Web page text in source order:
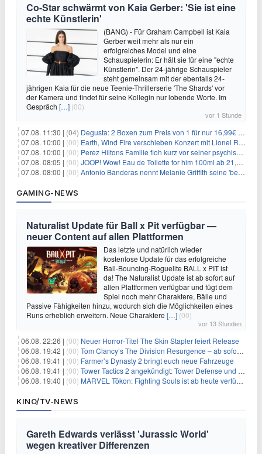
Co-Star schwärmt von Kaia Gerber: 'Sie ist eine
echte Künstlerin'
(BANG) - Für Graham Campbell ist Kaia
Gerber weit mehr als nur ein
erfolgreiches Model und eine
Schauspielerin: Er hält sie für eine "echte
Künstlerin". Der 24-jährige Schauspieler
steht gemeinsam mit der ebenfalls 24-
jährigen Kaia für die neue Teenie-Thrillerserie 'The Shards' vor
der Kamera und findet für seine Kollegin nur lobende Worte. Im
Gespräch […] (00)
vor 1 Stunde
07.08. 11:30 | (04) Degusta: 2 Boxen zum Preis von 1 für nur 16,99€ inkl. Versand
07.08. 10:00 | (00) Earth, Wind Fire verschieben Konzert mit Lionel Richie nach medizinischem Notfall
07.08. 10:00 | (00) Perez Hiltons Familie floh kurz vor seiner psychischen Krise aus dem Haus
07.08. 08:05 | (00) JOOP! Wow! Eau de Toilette for him 100ml ab 21,84€ im Sparabo
07.08. 08:00 | (00) Antonio Banderas nennt Melanie Griffith seine 'beste Freundin'
GAMING-NEWS
Naturalist Update für Ball x Pit verfügbar —
neuer Content auf allen Plattformen
Das letzte und natürlich wieder
kostenlose Update für das erfolgreiche
Ball-Bouncing-Roguelite BALL x PIT ist
da! The Naturalist Update ist ab sofort auf
allen Plattformen verfügbar und fügt dem
Spiel noch mehr Charaktere, Bälle und
Passive Fähigkeiten hinzu, wodurch sich die Möglichkeiten eines
Runs erheblich erweitern. Neue Charaktere […] (00)
vor 13 Stunden
06.08. 22:26 | (00) Neuer Horror‑Titel The Skin Stapler feiert Release
06.08. 19:42 | (00) Tom Clancy’s The Division Resurgence – ab sofort für euch verfügbar
06.08. 19:41 | (00) Farmer’s Dynasty 2 bringt euch neue Fahrzeuge
06.08. 19:41 | (00) Tower Tactics 2 angekündigt: Tower Defense und Deckbuilding Kombo kehrt zurück
06.08. 19:40 | (00) MARVEL Tōkon: Fighting Souls ist ab heute verfügbar
KINO/TV-NEWS
Gareth Edwards verlässt 'Jurassic World'
wegen kreativer Differenzen